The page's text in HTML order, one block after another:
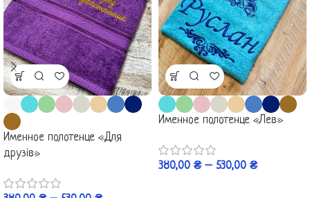
Именное полотенце «Для
друзів»
Именное полотенце «Лев»
380,00 ₴ – 530,00 ₴